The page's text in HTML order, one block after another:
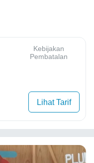
Kebijakan
Pembatalan
Lihat Tarif